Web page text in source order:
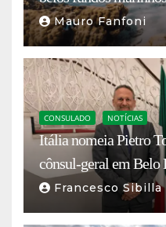
Mauro Fanfoni
CONSULADO NOTÍCIAS
Itália nomeia Pietro
cônsul-geral em Belo
Francesco Sibilla